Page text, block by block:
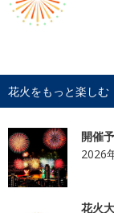
花火をもっと楽しむ
開催
2026
花火